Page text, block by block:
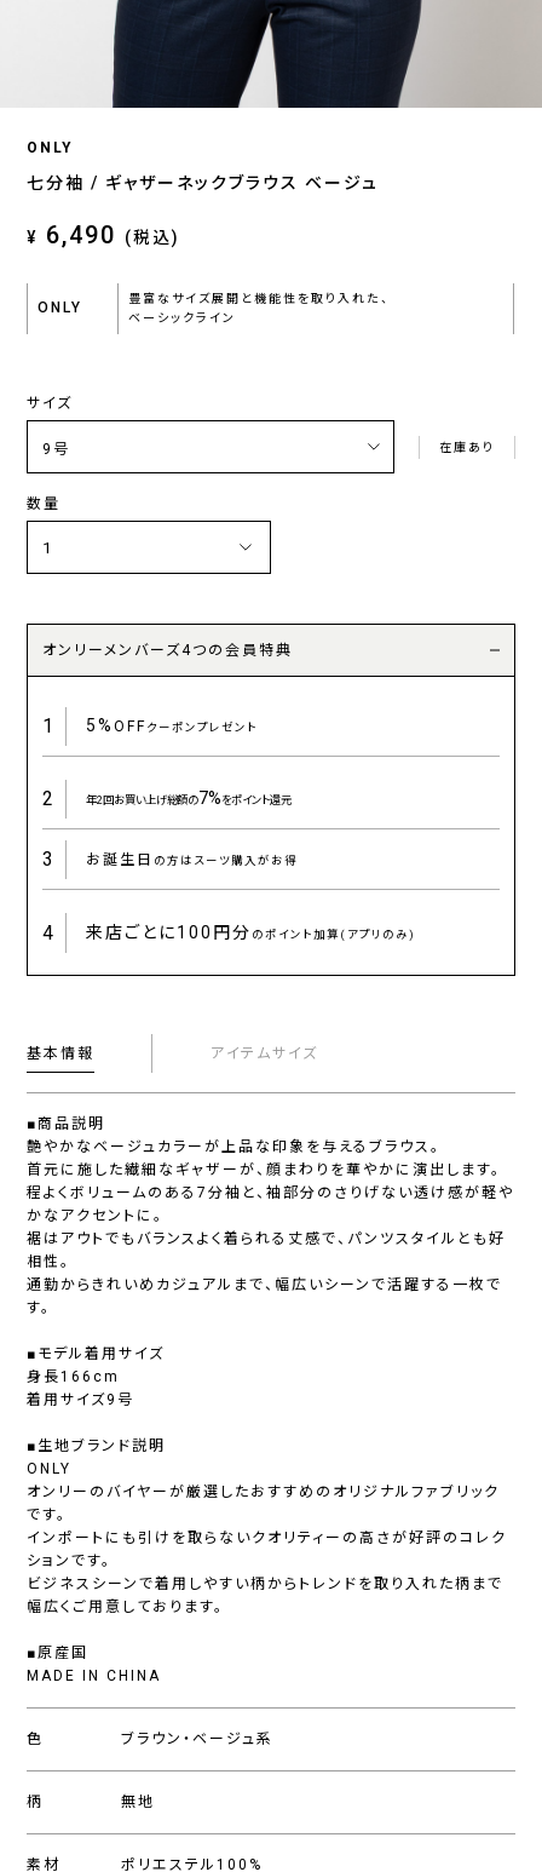
ONLY
七分袖 / ギャザーネックブラウス ベージュ
¥ 6,490 (税込)
ONLY
豊富なサイズ展開と機能性を取り入れた、
ベーシックライン
サイズ
在庫あり
数量
オンリーメンバーズ4つの会員特典
1 5%OFFクーポンプレゼント
2 年2回お買い上げ総額の7%をポイント還元
3 お誕生日 の方はスーツ購入がお得
4 来店ごとに100円分 のポイント加算(アプリのみ)
基本情報 アイテムサイズ
■商品説明
艶やかなベージュカラーが上品な印象を与えるブラウス。
首元に施した繊細なギャザーが、顔まわりを華やかに演出します。
程よくボリュームのある7分袖と、袖部分のさりげない透け感が軽や
かなアクセントに。
裾はアウトでもバランスよく着られる丈感で、パンツスタイルとも好
相性。
通勤からきれいめカジュアルまで、幅広いシーンで活躍する一枚で
す。
■モデル着用サイズ
身長166cm
着用サイズ9号
■生地ブランド説明
ONLY
オンリーのバイヤーが厳選したおすすめのオリジナルファブリック
です。
インポートにも引けを取らないクオリティーの高さが好評のコレク
ションです。
ビジネスシーンで着用しやすい柄からトレンドを取り入れた柄まで
幅広くご用意しております。
■原産国
MADE IN CHINA
色 ブラウン・ベージュ系
柄 無地
素材 ポリエステル100%